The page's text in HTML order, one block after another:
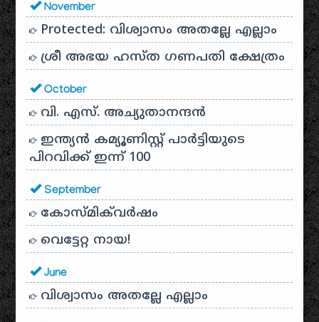
November
Protected: വിശ്വാസം അതല്ലേ എല്ലാം
ശ്രീ അഭയ ഹസ്ത ഗണപതി ക്ഷേത്രം
October
വി. എസ്. അച്യുതാനന്ദൻ
ഇന്ത്യൻ കമ്യൂണിസ്റ്റ് പാർട്ടിയുടെ
പിറവിക്ക് ഇന്ന് 100
September
കോസ്മിക്‌വർഷം
വെട്ടേറ്റ നായ!
June
വിശ്വാസം അതല്ലേ എല്ലാം